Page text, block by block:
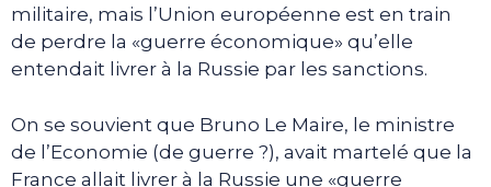
militaire, mais l’Union européenne est en train
de perdre la «guerre économique» qu’elle
entendait livrer à la Russie par les sanctions.
On se souvient que Bruno Le Maire, le ministre
de l’Economie (de guerre ?), avait martelé que la
France allait livrer à la Russie une «guerre